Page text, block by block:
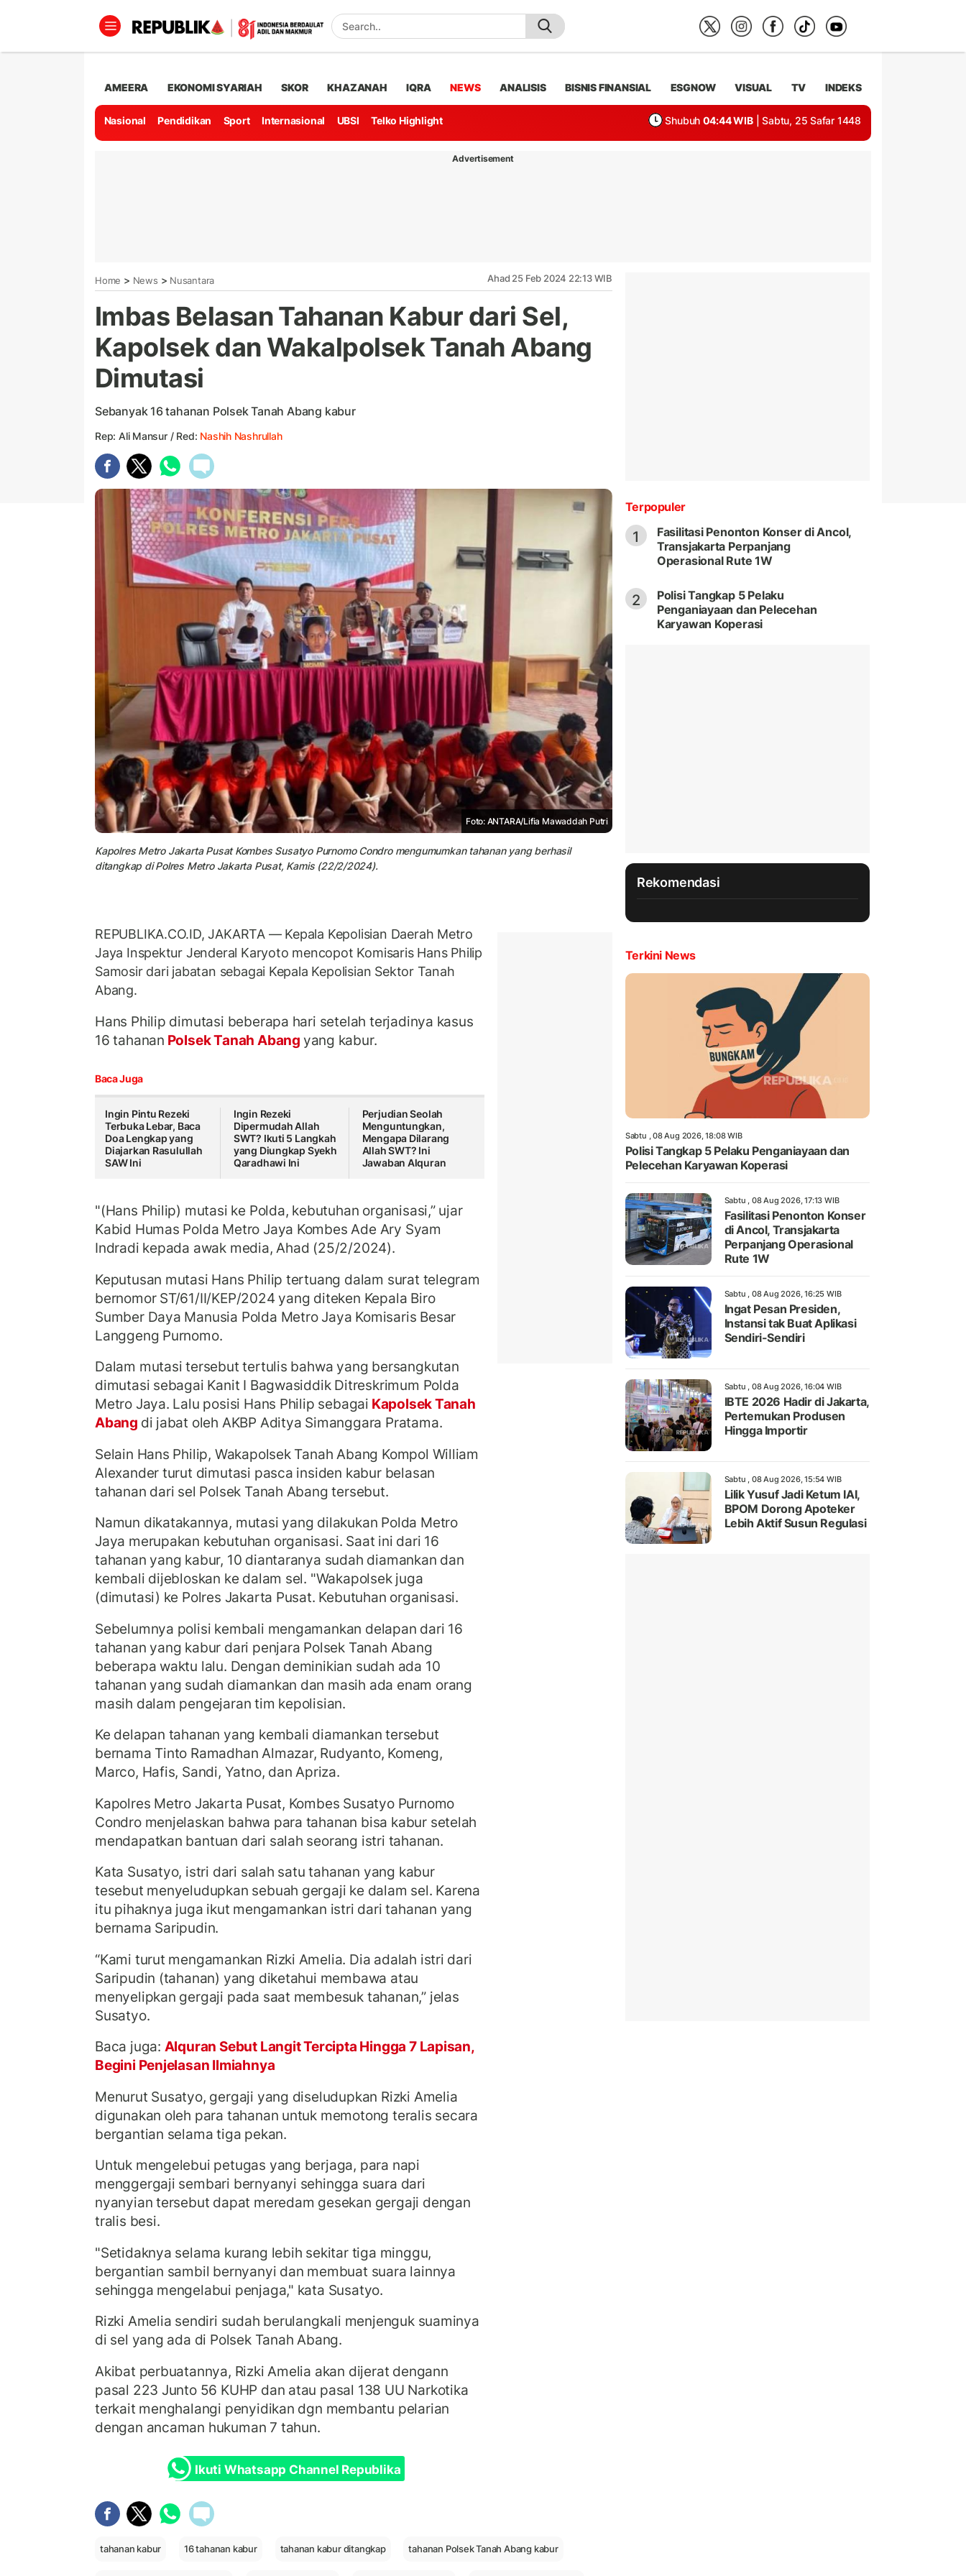
AMEERA EKONOMI SYARIAH SKOR KHAZANAH IQRA NEWS ANALISIS BISNIS FINANSIAL ESGNOW VISUAL TV INDEKS
Nasional Pendidikan Sport Internasional UBSI Telko Highlight Shubuh 04:44 WIB | Sabtu, 25 Safar 1448
Advertisement
Home > News > Nusantara Ahad 25 Feb 2024 22:13 WIB
Imbas Belasan Tahanan Kabur dari Sel,
Kapolsek dan Wakalpolsek Tanah Abang
Dimutasi
Sebanyak 16 tahanan Polsek Tanah Abang kabur
Rep: Ali Mansur / Red: Nashih Nashrullah
Foto: ANTARA/Lifia Mawaddah Putri
Kapolres Metro Jakarta Pusat Kombes Susatyo Purnomo Condro mengumumkan tahanan yang berhasil
ditangkap di Polres Metro Jakarta Pusat, Kamis (22/2/2024).
REPUBLIKA.CO.ID, JAKARTA — Kepala Kepolisian Daerah Metro
Jaya Inspektur Jenderal Karyoto mencopot Komisaris Hans Philip
Samosir dari jabatan sebagai Kepala Kepolisian Sektor Tanah
Abang.
Hans Philip dimutasi beberapa hari setelah terjadinya kasus
16 tahanan Polsek Tanah Abang yang kabur.
Baca Juga
Ingin Pintu Rezeki
Terbuka Lebar, Baca
Doa Lengkap yang
Diajarkan Rasulullah
SAW Ini
Ingin Rezeki
Dipermudah Allah
SWT? Ikuti 5 Langkah
yang Diungkap Syekh
Qaradhawi Ini
Perjudian Seolah
Menguntungkan,
Mengapa Dilarang
Allah SWT? Ini
Jawaban Alquran
"(Hans Philip) mutasi ke Polda, kebutuhan organisasi,” ujar
Kabid Humas Polda Metro Jaya Kombes Ade Ary Syam
Indradi kepada awak media, Ahad (25/2/2024).
Keputusan mutasi Hans Philip tertuang dalam surat telegram
bernomor ST/61/II/KEP/2024 yang diteken Kepala Biro
Sumber Daya Manusia Polda Metro Jaya Komisaris Besar
Langgeng Purnomo.
Dalam mutasi tersebut tertulis bahwa yang bersangkutan
dimutasi sebagai Kanit I Bagwasiddik Ditreskrimum Polda
Metro Jaya. Lalu posisi Hans Philip sebagai Kapolsek Tanah
Abang di jabat oleh AKBP Aditya Simanggara Pratama.
Selain Hans Philip, Wakapolsek Tanah Abang Kompol William
Alexander turut dimutasi pasca insiden kabur belasan
tahanan dari sel Polsek Tanah Abang tersebut.
Namun dikatakannya, mutasi yang dilakukan Polda Metro
Jaya merupakan kebutuhan organisasi. Saat ini dari 16
tahanan yang kabur, 10 diantaranya sudah diamankan dan
kembali dijebloskan ke dalam sel. "Wakapolsek juga
(dimutasi) ke Polres Jakarta Pusat. Kebutuhan organisasi.
Sebelumnya polisi kembali mengamankan delapan dari 16
tahanan yang kabur dari penjara Polsek Tanah Abang
beberapa waktu lalu. Dengan deminikian sudah ada 10
tahanan yang sudah diamankan dan masih ada enam orang
masih dalam pengejaran tim kepolisian.
Ke delapan tahanan yang kembali diamankan tersebut
bernama Tinto Ramadhan Almazar, Rudyanto, Komeng,
Marco, Hafis, Sandi, Yatno, dan Apriza.
Kapolres Metro Jakarta Pusat, Kombes Susatyo Purnomo
Condro menjelaskan bahwa para tahanan bisa kabur setelah
mendapatkan bantuan dari salah seorang istri tahanan.
Kata Susatyo, istri dari salah satu tahanan yang kabur
tesebut menyeludupkan sebuah gergaji ke dalam sel. Karena
itu pihaknya juga ikut mengamankan istri dari tahanan yang
bernama Saripudin.
“Kami turut mengamankan Rizki Amelia. Dia adalah istri dari
Saripudin (tahanan) yang diketahui membawa atau
menyelipkan gergaji pada saat membesuk tahanan,” jelas
Susatyo.
Baca juga: Alquran Sebut Langit Tercipta Hingga 7 Lapisan,
Begini Penjelasan Ilmiahnya
Menurut Susatyo, gergaji yang diseludupkan Rizki Amelia
digunakan oleh para tahanan untuk memotong teralis secara
bergantian selama tiga pekan.
Untuk mengelebui petugas yang berjaga, para napi
menggergaji sembari bernyanyi sehingga suara dari
nyanyian tersebut dapat meredam gesekan gergaji dengan
tralis besi.
"Setidaknya selama kurang lebih sekitar tiga minggu,
bergantian sambil bernyanyi dan membuat suara lainnya
sehingga mengelabui penjaga," kata Susatyo.
Rizki Amelia sendiri sudah berulangkali menjenguk suaminya
di sel yang ada di Polsek Tanah Abang.
Akibat perbuatannya, Rizki Amelia akan dijerat dengann
pasal 223 Junto 56 KUHP dan atau pasal 138 UU Narkotika
terkait menghalangi penyidikan dgn membantu pelarian
dengan ancaman hukuman 7 tahun.
Ikuti Whatsapp Channel Republika
tahanan kabur 16 tahanan kabur tahanan kabur ditangkap tahanan Polsek Tanah Abang kabur
Terpopuler
1
Fasilitasi Penonton Konser di Ancol,
Transjakarta Perpanjang
Operasional Rute 1W
2
Polisi Tangkap 5 Pelaku
Penganiayaan dan Pelecehan
Karyawan Koperasi
Rekomendasi
Terkini News
Sabtu , 08 Aug 2026, 18:08 WIB
Polisi Tangkap 5 Pelaku Penganiayaan dan
Pelecehan Karyawan Koperasi
Sabtu , 08 Aug 2026, 17:13 WIB
Fasilitasi Penonton Konser
di Ancol, Transjakarta
Perpanjang Operasional
Rute 1W
Sabtu , 08 Aug 2026, 16:25 WIB
Ingat Pesan Presiden,
Instansi tak Buat Aplikasi
Sendiri-Sendiri
Sabtu , 08 Aug 2026, 16:04 WIB
IBTE 2026 Hadir di Jakarta,
Pertemukan Produsen
Hingga Importir
Sabtu , 08 Aug 2026, 15:54 WIB
Lilik Yusuf Jadi Ketum IAI,
BPOM Dorong Apoteker
Lebih Aktif Susun Regulasi